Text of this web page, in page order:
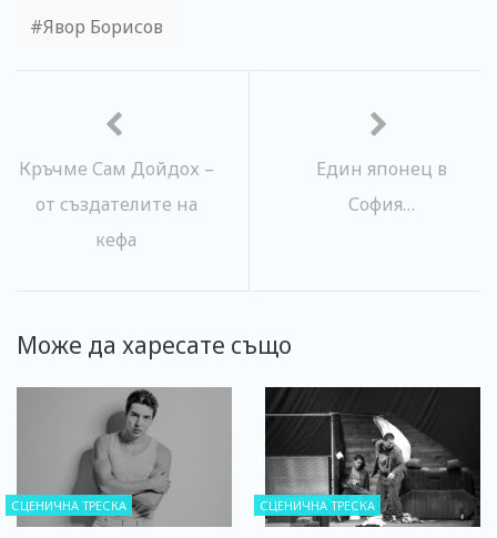
Явор Борисов
Кръчме Сам Дойдох –
от създателите на
кефа
Един японец в
София…
Може да харесате също
СЦЕНИЧНА ТРЕСКА СЦЕНИЧНА ТРЕСКА